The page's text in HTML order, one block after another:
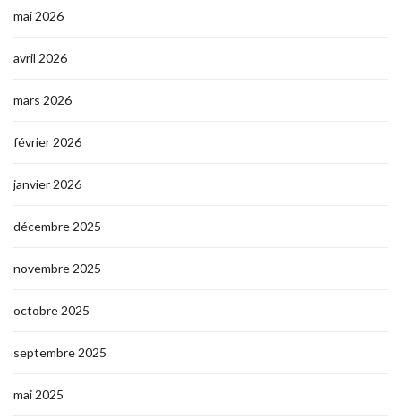
mai 2026
avril 2026
mars 2026
février 2026
janvier 2026
décembre 2025
novembre 2025
octobre 2025
septembre 2025
mai 2025